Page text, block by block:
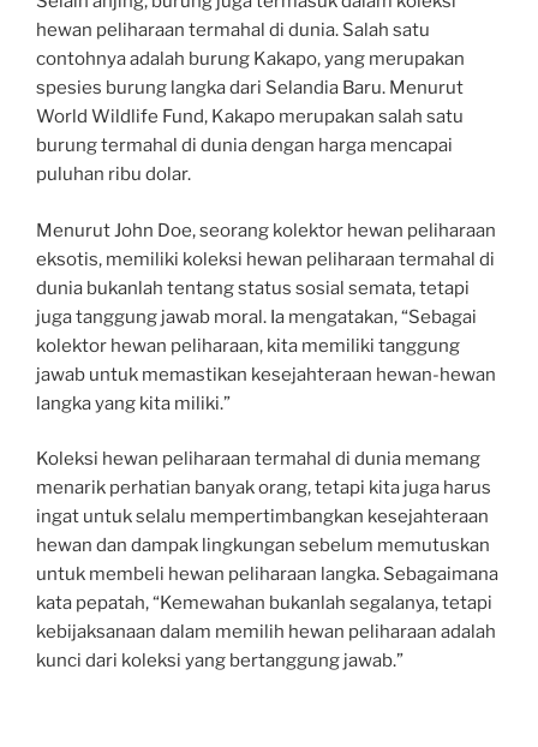
hewan peliharaan termahal di dunia. Salah satu
contohnya adalah burung Kakapo, yang merupakan
spesies burung langka dari Selandia Baru. Menurut
World Wildlife Fund, Kakapo merupakan salah satu
burung termahal di dunia dengan harga mencapai
puluhan ribu dolar.
Menurut John Doe, seorang kolektor hewan peliharaan
eksotis, memiliki koleksi hewan peliharaan termahal di
dunia bukanlah tentang status sosial semata, tetapi
juga tanggung jawab moral. Ia mengatakan, “Sebagai
kolektor hewan peliharaan, kita memiliki tanggung
jawab untuk memastikan kesejahteraan hewan-hewan
langka yang kita miliki.”
Koleksi hewan peliharaan termahal di dunia memang
menarik perhatian banyak orang, tetapi kita juga harus
ingat untuk selalu mempertimbangkan kesejahteraan
hewan dan dampak lingkungan sebelum memutuskan
untuk membeli hewan peliharaan langka. Sebagaimana
kata pepatah, “Kemewahan bukanlah segalanya, tetapi
kebijaksanaan dalam memilih hewan peliharaan adalah
kunci dari koleksi yang bertanggung jawab.”